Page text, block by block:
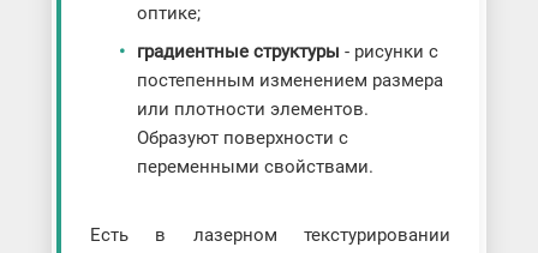
оптике;
градиентные структуры - рисунки с
постепенным изменением размера
или плотности элементов.
Образуют поверхности с
переменными свойствами.
Есть в лазерном текстурировании